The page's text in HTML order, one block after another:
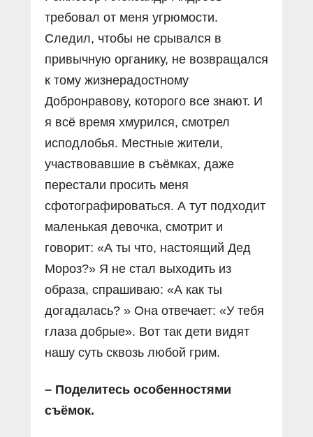
требовал от меня угрюмости.
Следил, чтобы не срывался в
привычную органику, не возвращался
к тому жизнерадостному
Добронравову, которого все знают. И
я всё время хмурился, смотрел
исподлобья. Местные жители,
участвовавшие в съёмках, даже
перестали просить меня
сфотографироваться. А тут подходит
маленькая девочка, смотрит и
говорит: «А ты что, настоящий Дед
Мороз?» Я не стал выходить из
образа, спрашиваю: «А как ты
догадалась? » Она отвечает: «У тебя
глаза добрые». Вот так дети видят
нашу суть сквозь любой грим.
– Поделитесь особенностями
съёмок.